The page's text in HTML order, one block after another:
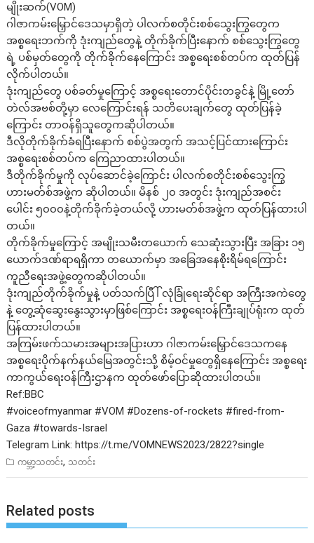
မျိုးဆက်(VOM)
ဂါဇာကမ်းမြှောင်ဒေသမှာရှိတဲ့ ပါလက်စတိုင်းစစ်သွေးကြွတွေက
အစ္စရေးဘက်ကို ဒုံးကျည်တွေနဲ့ တိုက်ခိုက်ပြီးနောက် စစ်သွေးကြွတွေ
ရဲ့ ပစ်မှတ်တွေကို တိုက်ခိုက်နေကြောင်း အစ္စရေးစစ်တပ်က ထုတ်ပြန်
လိုက်ပါတယ်။
ဒုံးကျည်တွေ ပစ်ခတ်မှုကြောင့် အစ္စရေးတောင်ပိုင်းတခွင်နဲ့ မြို့တော်
တဲလ်အဗစ်တို့မှာ လေကြောင်းရန် သတိပေးချက်တွေ ထုတ်ပြန်ခဲ့
ကြောင်း တာဝန်ရှိသူတွေကဆိုပါတယ်။
ဒီလိုတိုက်ခိုက်ခံရပြီးနောက် စစ်ပွဲအတွက် အသင့်ပြင်ထားကြောင်း
အစ္စရေးစစ်တပ်က ကြေညာထားပါတယ်။
ဒီတိုက်ခိုက်မှုကို လုပ်ဆောင်ခဲ့ကြောင်း ပါလက်စတိုင်းစစ်သွေးကြွ
ဟားမတ်စ်အဖွဲ့က ဆိုပါတယ်။ မိနစ် ၂၀ အတွင်း ဒုံးကျည်အစင်း
ပေါင်း ၅၀၀၀နဲ့တိုက်ခိုက်ခဲ့တယ်လို့ ဟားမတ်စ်အဖွဲ့က ထုတ်ပြန်ထားပါ
တယ်။
တိုက်ခိုက်မှုကြောင့် အမျိုးသမီးတယောက် သေဆုံးသွားပြီး အခြား ၁၅
ယောက်ဒဏ်ရာရရှိကာ တယောက်မှာ အခြေအနေစိုးရိမ်ရကြောင်း
ကူညီရေးအဖွဲ့တွေကဆိုပါတယ်။
ဒုံးကျည်တိုက်ခိုက်မှုနဲ့ ပတ်သက်ပြီါ် လုံခြုံရေးဆိုင်ရာ အကြီးအကဲတွေ
နဲ့ တွေ့ဆုံဆွေးနွေးသွားမှာဖြစ်ကြောင်း အစ္စရေးဝန်ကြီးချုပ်ရုံးက ထုတ်
ပြန်ထားပါတယ်။
အကြမ်းဖက်သမားအများအပြားဟာ ဂါဇာကမ်းမြှောင်ဒေသကနေ
အစ္စရေးပိုက်နက်နယ်မြေအတွင်းသို့ စိမ့်ဝင်မှုတွေရှိနေကြောင်း အစ္စရေး
ကာကွယ်ရေးဝန်ကြီးဌာနက ထုတ်ဖော်ပြောဆိုထားပါတယ်။
Ref:BBC
#voiceofmyanmar #VOM #Dozens-of-rockets #fired-from-
Gaza #towards-Israel
Telegram Link:https://t.me/VOMNEWS2023/2822?single
ကမ္ဘာ့သတင်း, သတင်း
Related posts